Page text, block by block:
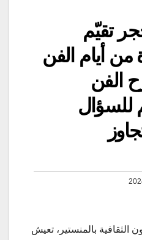
تقيّم
من أيام الفن
الفن
للسؤال
بالمنستير، تعيش